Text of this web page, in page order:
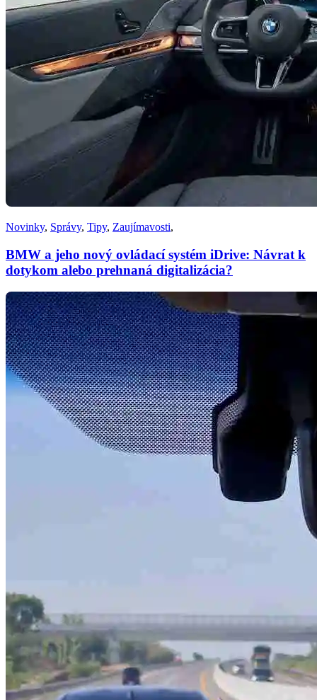
Novinky, Správy, Tipy, Zaujímavosti,
BMW a jeho nový ovládací systém iDrive: Návrat k
dotykom alebo prehnaná digitalizácia?